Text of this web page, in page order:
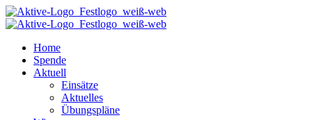
Home
Spende
Aktuell
Einsätze
Aktuelles
Übungspläne